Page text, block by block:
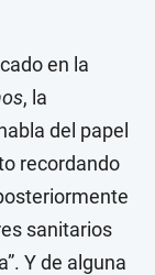
en la
, la
del papel
recordando
sanitarios
Y de alguna